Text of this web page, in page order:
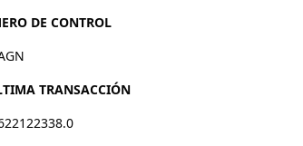
DE CONTROL
TRANSACCIÓN